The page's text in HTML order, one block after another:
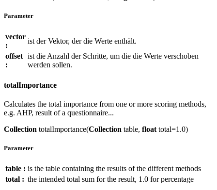
Parameter
vector
:
ist der Vektor, der die Werte enthält.
offset
:
ist die Anzahl der Schritte, um die die Werte verschoben
werden sollen.
totalImportance
Calculates the total importance from one or more scoring methods,
e.g. AHP, result of a questionnaire...
Collection totalImportance(Collection table, float total=1.0)
Parameter
table : is the table containing the results of the different methods
total : the intended total sum for the result, 1.0 for percentage